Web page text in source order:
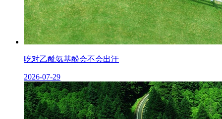
吃对乙酰氨基酚会不会出汗
2026-07-29